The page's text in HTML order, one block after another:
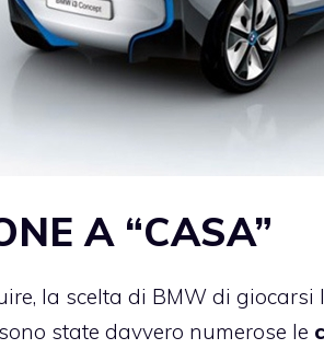
A “CASA”
la scelta di BMW di giocarsi
state davvero numerose le